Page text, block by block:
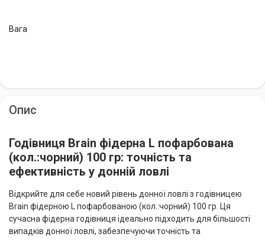
Вага
Опис
Годівниця Brain фідерна L пофарбована
(кол.:чорний) 100 гр: точність та
ефективність у донній ловлі
Відкрийте для себе новий рівень донної ловлі з годівницею
Brain фідерною L пофарбованою (кол.:чорний) 100 гр. Ця
сучасна фідерна годівниця ідеально підходить для більшості
випадків донної ловлі, забезпечуючи точність та